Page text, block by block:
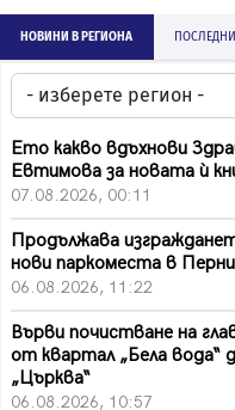
НОВИНИ В РЕГИОНА
Ето какво вдъхнови
Евтимова за новата ѝ
07.08.2026, 00:11
Продължава
нови паркоместа в
06.08.2026, 11:22
Върви почистване на
от квартал „Бела вода“
„Църква“
06.08.2026, 10:57